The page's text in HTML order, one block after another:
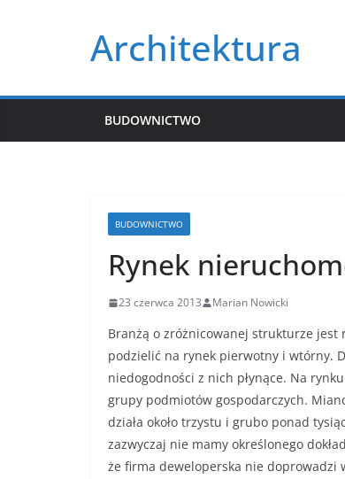
Architektura
BUDOWNICTWO
BUDOWNICTWO
Rynek
23 czerwca 2013 Marian Nowicki
Branżą o zróżnicowanej strukturze jest
podzielić na rynek pierwotny i wtórny.
niedogodności z nich płynące. Na
grupy podmiotów gospodarczych.
działa około trzystu i grubo ponad
zazwyczaj nie mamy określonego
że firma deweloperska nie doprowadzi